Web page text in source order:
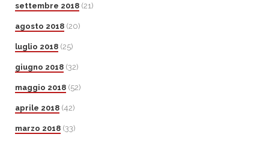
settembre 2018 (21)
agosto 2018 (20)
luglio 2018 (25)
giugno 2018 (32)
maggio 2018 (52)
aprile 2018 (42)
marzo 2018 (33)